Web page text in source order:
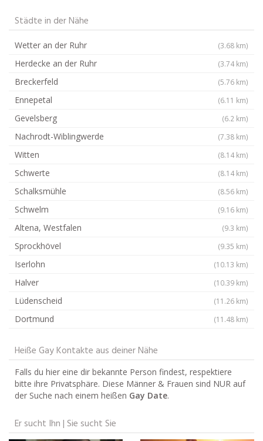
Städte in der Nähe
Wetter an der Ruhr (3.68 km)
Herdecke an der Ruhr (3.74 km)
Breckerfeld (5.76 km)
Ennepetal (6.11 km)
Gevelsberg (6.2 km)
Nachrodt-Wiblingwerde (7.38 km)
Witten (8.14 km)
Schwerte (8.14 km)
Schalksmühle (8.56 km)
Schwelm (9.16 km)
Altena, Westfalen (9.3 km)
Sprockhövel (9.35 km)
Iserlohn (10.13 km)
Halver (10.39 km)
Lüdenscheid (11.26 km)
Dortmund (11.48 km)
Heiße Gay Kontakte aus deiner Nähe
Falls du hier eine dir bekannte Person findest, respektiere
bitte ihre Privatsphäre. Diese Männer & Frauen sind NUR auf
der Suche nach einem heißen Gay Date.
Er sucht Ihn | Sie sucht Sie